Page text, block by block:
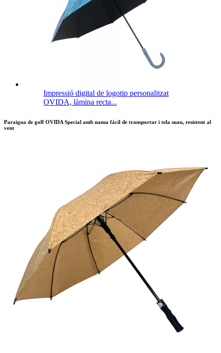
Impressió digital de logotip personalitzat
OVIDA, làmina recta...
Paraigua de golf OVIDA Special amb nansa fàcil de transportar i tela suau, resistent al
vent